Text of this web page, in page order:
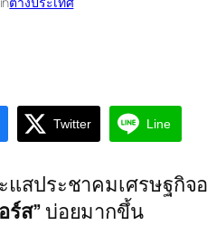
Twitter Line
แสประชาคมเศรษฐกิจ
ร์ส”บ่อยมากขึ้น